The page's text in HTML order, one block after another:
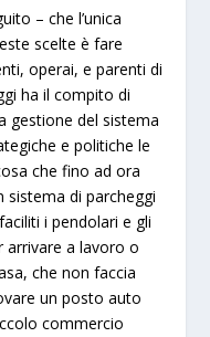
– che l’unica
scelte è fare
operai, e parenti di
ha il compito di
gestione del sistema
e politiche le
che fino ad ora
sistema di parcheggi
i pendolari e gli
arrivare a lavoro o
che non faccia
un posto auto
commercio